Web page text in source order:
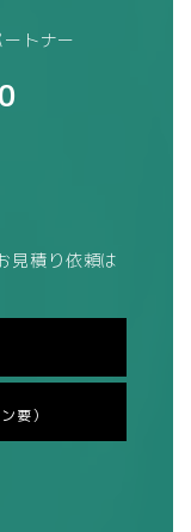
トナー
見積り依頼は
要）